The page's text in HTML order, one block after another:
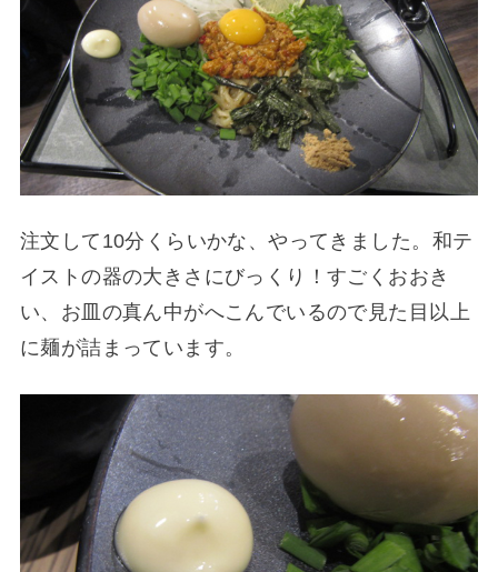
注文して10分くらいかな、やってきました。和テ
イストの器の大きさにびっくり！すごくおおき
い、お皿の真ん中がへこんでいるので見た目以上
に麺が詰まっています。